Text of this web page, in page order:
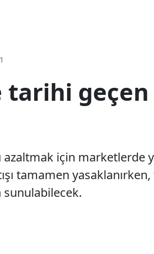
azaltmak için marketlerde
tamamen yasaklanırken,
sunulabilecek.